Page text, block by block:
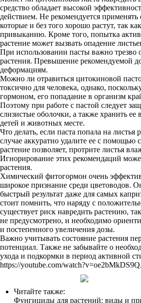
средство обладает высокой
действием. Не рекомендуется применять
которые и без того хорошо растут, так
привыканию. Кроме того, попытка
растение может вызвать опадение
При использовании пасты важно трезво
растения. Превышение рекомендуемой
деформациям.
Можно ли отравиться цитокиновой
токсично для человека, однако,
гормоном, его попадание в организм
Поэтому при работе с пастой следует
слизистые оболочки, а также хранить ее
детей и животных месте.
Что делать, если паста попала на листья
случае аккуратно удалите ее с помощью
растение позволяет, протрите листья
Игнорирование этих рекомендаций
растения.
Химический фитогормон очень
широкое признание среди цветоводов.
быстрый результат даже для самых
стоит помнить, что наряду с
существует риск навредить растению,
не предусмотрено, и необходимо
и постепенного увеличения дозы.
Важно учитывать состояние растения
потенциал. Также не забывайте о
ухода и подкормки в период активной
https://youtube.com/
Читайте также:
Фунгициды для растений: виды и